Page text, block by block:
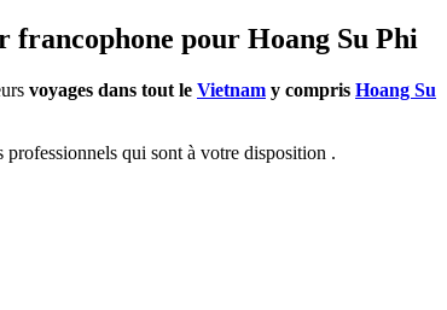
pour Hoang Su Phi
voyages dans tout le Vietnam y compris Hoang Su
professionnels qui sont à votre disposition .